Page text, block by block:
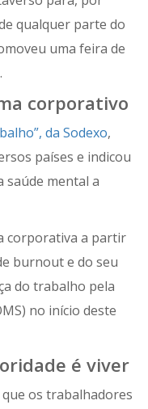
qualquer parte do
uma feira de
corporativo
da Sodexo,
países e indicou
saúde mental a
corporativa a partir
burnout e do seu
do trabalho pela
no início deste
é viver
os trabalhadores